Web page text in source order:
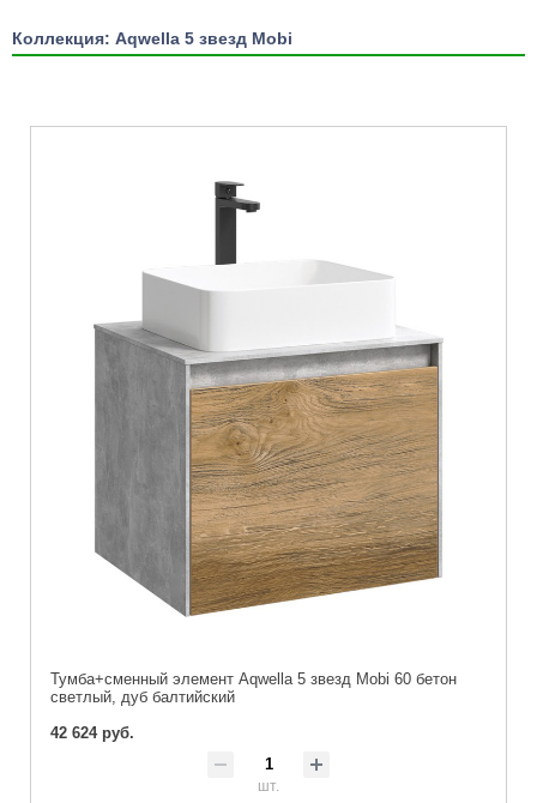
Коллекция: Aqwella 5 звезд Mobi
Тумба+cменный элемент Aqwella 5 звезд Mobi 60 бетон
светлый, дуб балтийский
42 624 руб.
шт.